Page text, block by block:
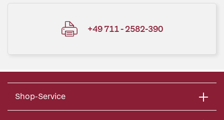
+49 711 - 2582-390
Shop-Service